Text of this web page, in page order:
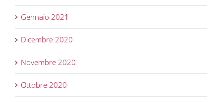
Gennaio 2021
Dicembre 2020
Novembre 2020
Ottobre 2020